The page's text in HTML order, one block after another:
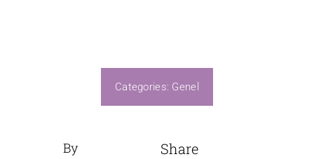
Categories: Genel
By
Share